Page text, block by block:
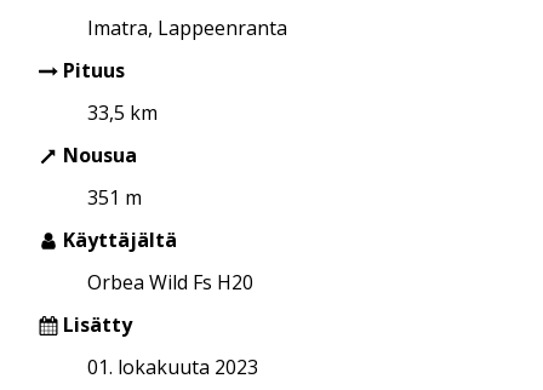
Imatra, Lappeenranta
Pituus
33,5 km
Nousua
351 m
Käyttäjältä
Orbea Wild Fs H20
Lisätty
01. lokakuuta 2023